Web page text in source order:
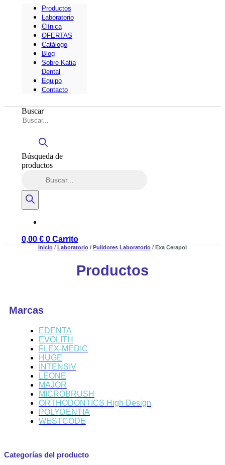
Productos
Laboratorio
Clínica
OFERTAS
Catálogo
Blog
Sobre Katia
Dental
Equipo
Contacto
Buscar
Búsqueda de
productos
0,00 € 0 Carrito
Inicio / Laboratorio / Pulidores Laboratorio / Exa Cerapol
Productos
Marcas
EDENTA
EVOLITH
FLEX-MEDIC
HUGE
INTENSIV
LEONE
MAJOR
MICROBRUSH
ORTHODONTICS High Design
POLYDENTIA
WESTCODE
Categorías del producto